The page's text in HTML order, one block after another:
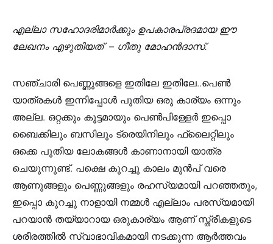
എല്ലാ സഹോദരിമാർക്കും ഉപകാരപ്രദമായ ഈ
ലേഖനം എഴുതിയത് – ഗീതു മോഹൻദാസ്.
സഞ്ചാരി പെണ്ണുങ്ങളെ ഇതിലേ ഇതിലേ..പെൺ
യാത്രകൾ ഇന്നിപ്പോൾ പുതിയ ഒരു കാര്യം ഒന്നും
അല്ല. ഒറ്റക്കും കൂട്ടമായും പെൺപിള്ളേർ ഇപ്പൊ
ബൈക്കിലും ബസിലും ട്രെയിനിലും ഫ്ലൈറ്റിലും
ഒക്കെ പുതിയ ലോകങ്ങൾ കാണാനായി യാത്ര
ചെയുന്നുണ്ട്. പക്ഷെ കുറച്ചു കാലം മുൻപ് വരെ
ആണുങ്ങളും പെണ്ണുങ്ങളും രഹസ്യമായി പറഞ്ഞതും,
ഇപ്പൊ കുറച്ചു നാളായി നമ്മൾ എല്ലാം പരസ്യമായി
പറയാൻ തയ്യാറായ ഒരുകാര്യം ആണ് സ്ത്രീകളുടെ
ശരീരത്തിൽ സ്വാഭാവികമായി നടക്കുന്ന ആർത്തവം